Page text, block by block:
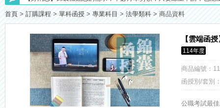
【注意】112年起高普不考「公文」／高考英文占比提升，快來看看
【最新】錦囊函授增加便利商店付款方式，便利到不行！馬上使用►
【考選部】高普考／修正部份考試科目及大綱，趕快來看看有哪一些
【求職秘技＼(￣O￣)】你對國營事業了解多少呢? 必考國事業的
【考試院】國考證書數位化，112年起全面實施！點我看詳情>>>
【上榜生獎學金計畫】恭賀金榜！上榜生獎學金申請辦法與表格下
【重要】114年度起，雲端函授之課堂教材須知，請點我查看☀☀☀
【NEW】加入◆錦囊函授Facebook粉絲專頁◆，最新消息、優惠活
首頁 > 訂購課程 > 單科函授 > 專業科目 > 法學類科 > 商品資料
【雲端函
114年度
商品編號 ：
函授別/套別
公職考試最